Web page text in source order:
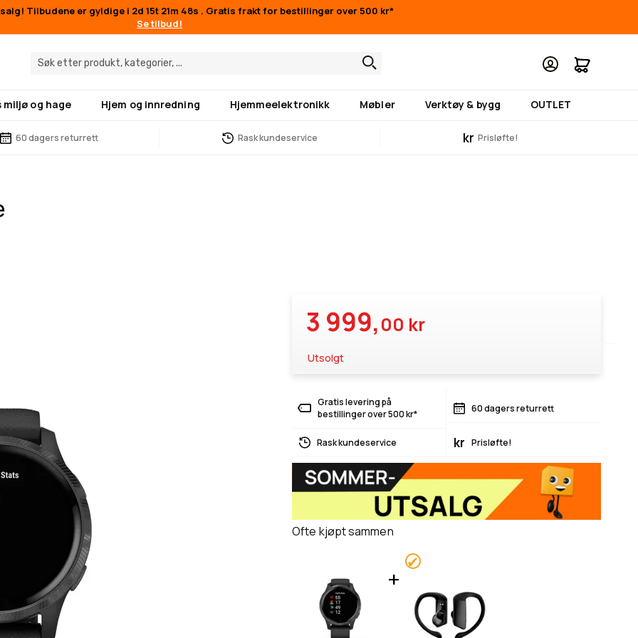
Tilbudene er gyldige i 2d 15t 21m 48s . Gratis frakt for bestillinger over 500 kr*
Se tilbud!
Min
miljø og hage Hjem og innredning Hjemmeelektronikk Møbler Verktøy & bygg OUTLET
60 dagers returrett Rask kundeservice kr Prisløfte!
3 999,00 kr
Utsolgt
Gratis levering på
bestillinger over 500 kr*
60 dagers returrett
Rask kundeservice kr Prisløfte!
Ofte kjøpt sammen